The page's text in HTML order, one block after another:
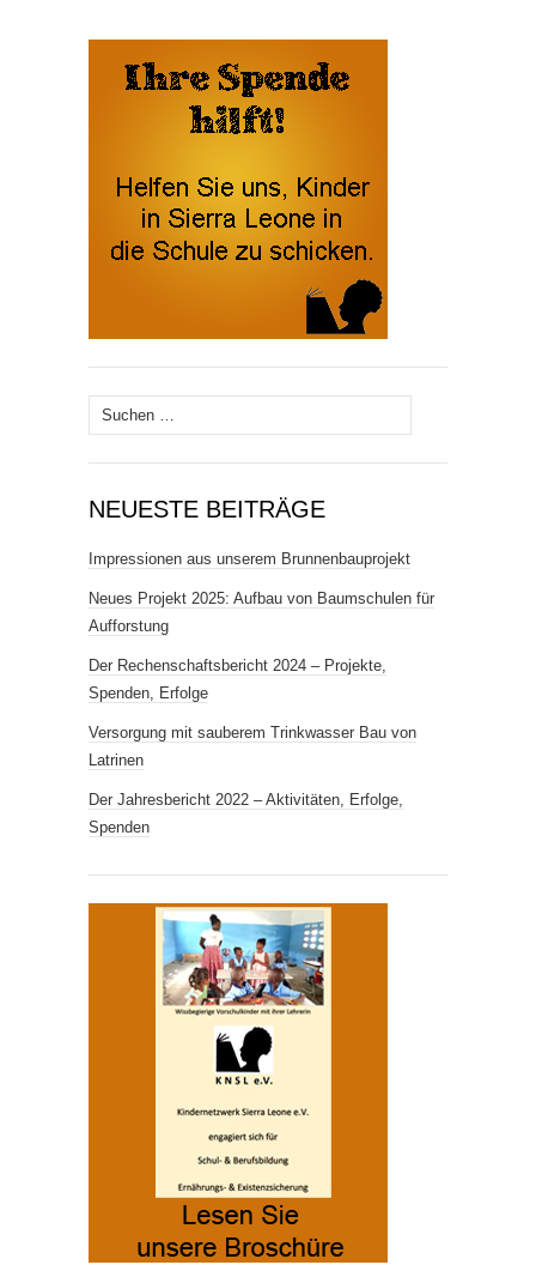
Suchen
nach:
NEUESTE BEITRÄGE
Impressionen aus unserem Brunnenbauprojekt
Neues Projekt 2025: Aufbau von Baumschulen für
Aufforstung
Der Rechenschaftsbericht 2024 – Projekte,
Spenden, Erfolge
Versorgung mit sauberem Trink­wasser Bau von
Latrinen
Der Jahresbericht 2022 – Aktivitäten, Erfolge,
Spenden